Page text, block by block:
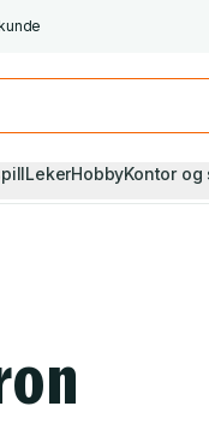
LekerHobbyKontor